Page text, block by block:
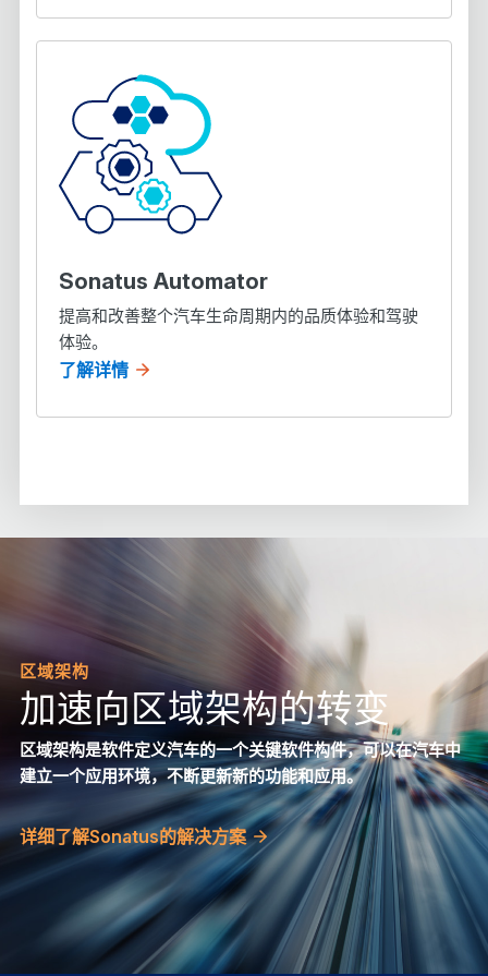
Sonatus Automator
提高和改善整个汽车生命周期内的品质体验和驾驶
体验。
了解详情
区域架构
加速向区域架构的转变
区域架构是软件定义汽车的一个关键软件构件，可以在汽车中
建立一个应用环境，不断更新新的功能和应用。
详细了解Sonatus的解决方案